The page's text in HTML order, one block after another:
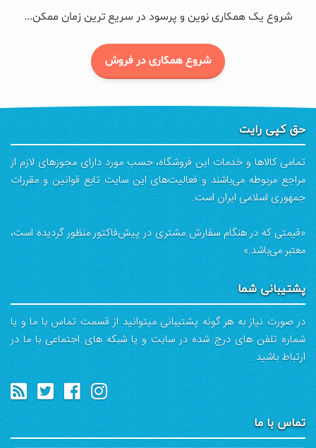
شروع یک همکاری نوین و پرسود در سریع ترین زمان ممکن...
شروع همکاری در فروش
حق کپی رایت
تمامی كالاها و خدمات اين فروشگاه، حسب مورد دارای مجوزهای لازم از
مراجع مربوطه می‌باشند و فعاليت‌های اين سايت تابع قوانين و مقررات
جمهوری اسلامی ايران است.
«قیمتی که در هنگام سفارش مشتری در پیش‌­فاکتور منظور گرديده است،
معتبر می‌باشد.»
پشتیبانی شما
در صورت نیاز به هر گونه پشتیبانی میتوانید از قسمت تماس با ما و یا
شماره تلفن های درج شده در سایت و یا شبکه های اجتماعی با ما در
ارتباط باشید.
تماس با ما